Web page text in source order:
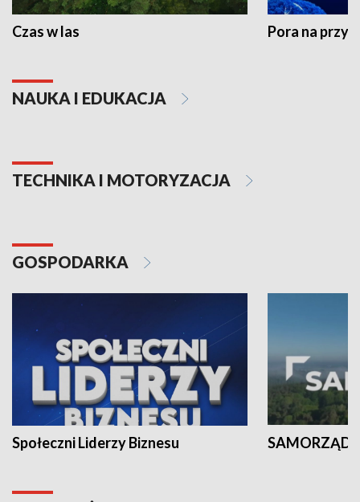
Czas w las Pora na
NAUKA I EDUKACJA
TECHNIKA I MOTORYZACJA
GOSPODARKA
Społeczni Liderzy Biznesu SAMORZĄD